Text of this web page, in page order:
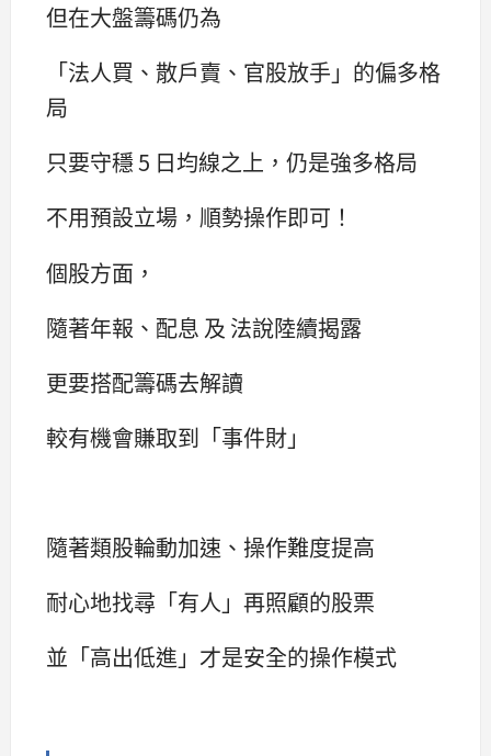
但在大盤籌碼仍為
「法人買、散戶賣、官股放手」的偏多格
局
只要守穩 5 日均線之上，仍是強多格局
不用預設立場，順勢操作即可！
個股方面，
隨著年報、配息 及 法說陸續揭露
更要搭配籌碼去解讀
較有機會賺取到「事件財」
隨著類股輪動加速、操作難度提高
耐心地找尋「有人」再照顧的股票
並「高出低進」才是安全的操作模式